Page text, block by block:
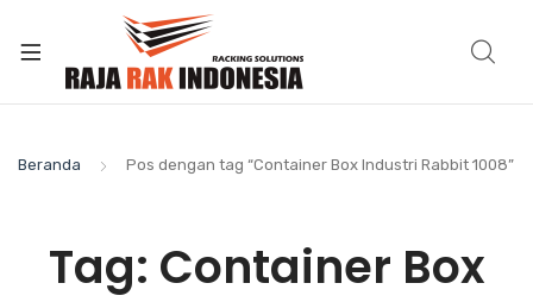
Beranda Pos dengan tag “Container Box Industri Rabbit 1008”
Tag: Container Box